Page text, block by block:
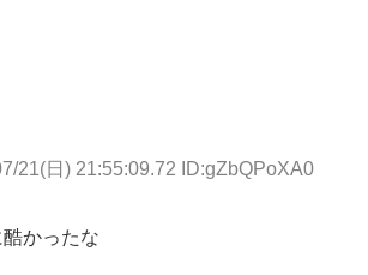
21(日) 21:55:09.72 ID:gZbQPoXA0
かったな